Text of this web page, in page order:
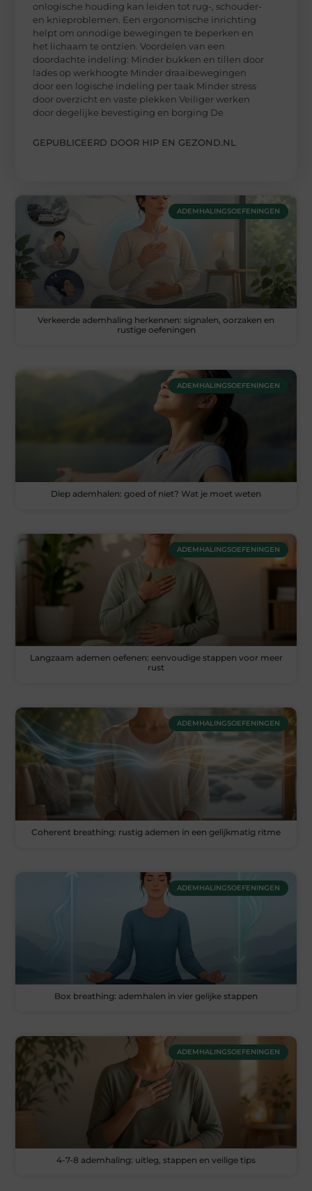
onlogische houding kan leiden tot rug-, schouder-
en knieproblemen. Een ergonomische inrichting
helpt om onnodige bewegingen te beperken en
het lichaam te ontzien. Voordelen van een
doordachte indeling: Minder bukken en tillen door
lades op werkhoogte Minder draaibewegingen
door een logische indeling per taak Minder stress
door overzicht en vaste plekken Veiliger werken
door degelijke bevestiging en borging De
GEPUBLICEERD DOOR HIP EN GEZOND.NL
ADEMHALINGSOEFENINGEN
Verkeerde ademhaling herkennen: signalen, oorzaken en
rustige oefeningen
ADEMHALINGSOEFENINGEN
Diep ademhalen: goed of niet? Wat je moet weten
ADEMHALINGSOEFENINGEN
Langzaam ademen oefenen: eenvoudige stappen voor meer
rust
ADEMHALINGSOEFENINGEN
Coherent breathing: rustig ademen in een gelijkmatig ritme
ADEMHALINGSOEFENINGEN
Box breathing: ademhalen in vier gelijke stappen
ADEMHALINGSOEFENINGEN
4-7-8 ademhaling: uitleg, stappen en veilige tips